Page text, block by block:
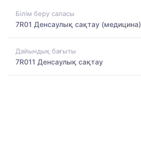
Білім беру саласы
7R01 Денсаулық сақтау (медицина)
Дайындық бағыты
7R011 Денсаулық сақтау